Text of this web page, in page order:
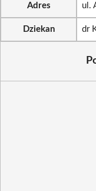
Adres ul.
Dziekan dr